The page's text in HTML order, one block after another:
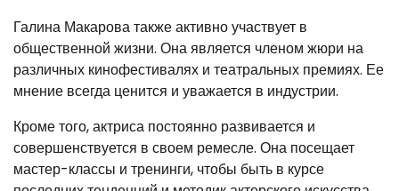
Галина Макарова также активно участвует в
общественной жизни. Она является членом жюри на
различных кинофестивалях и театральных премиях. Ее
мнение всегда ценится и уважается в индустрии.
Кроме того, актриса постоянно развивается и
совершенствуется в своем ремесле. Она посещает
мастер-классы и тренинги, чтобы быть в курсе